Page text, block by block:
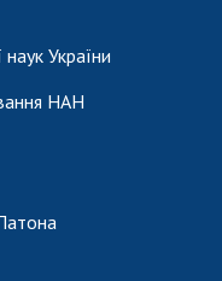
України
НАН